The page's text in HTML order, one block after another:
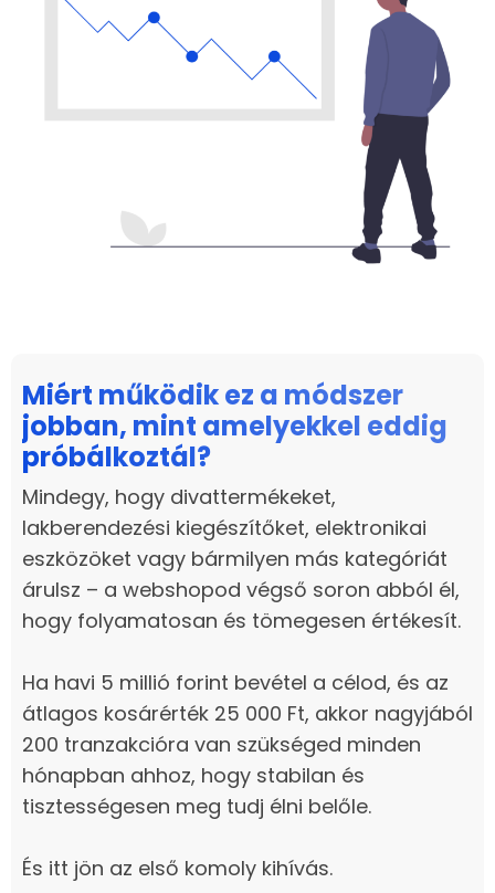
Miért működik ez a módszer
jobban, mint amelyekkel eddig
próbálkoztál?
Mindegy, hogy divattermékeket,
lakberendezési kiegészítőket, elektronikai
eszközöket vagy bármilyen más kategóriát
árulsz – a webshopod végső soron abból él,
hogy folyamatosan és tömegesen értékesít.
Ha havi 5 millió forint bevétel a célod, és az
átlagos kosárérték 25 000 Ft, akkor nagyjából
200 tranzakcióra van szükséged minden
hónapban ahhoz, hogy stabilan és
tisztességesen meg tudj élni belőle.
És itt jön az első komoly kihívás.